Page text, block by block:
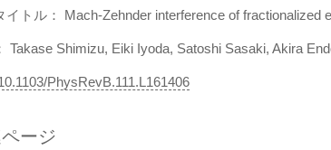
イトル： Mach-Zehnder interference of fractionalized
Takase Shimizu, Eiki Iyoda, Satoshi Sasaki, Akira
PhysRevB.111.L161406
ージ